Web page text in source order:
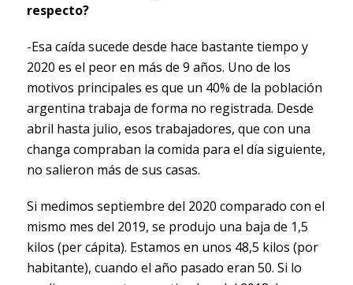
respecto?
-Esa caída sucede desde hace bastante tiempo y
2020 es el peor en más de 9 años. Uno de los
motivos principales es que un 40% de la población
argentina trabaja de forma no registrada. Desde
abril hasta julio, esos trabajadores, que con una
changa compraban la comida para el día siguiente,
no salieron más de sus casas.
Si medimos septiembre del 2020 comparado con el
mismo mes del 2019, se produjo una baja de 1,5
kilos (per cápita). Estamos en unos 48,5 kilos (por
habitante), cuando el año pasado eran 50. Si lo